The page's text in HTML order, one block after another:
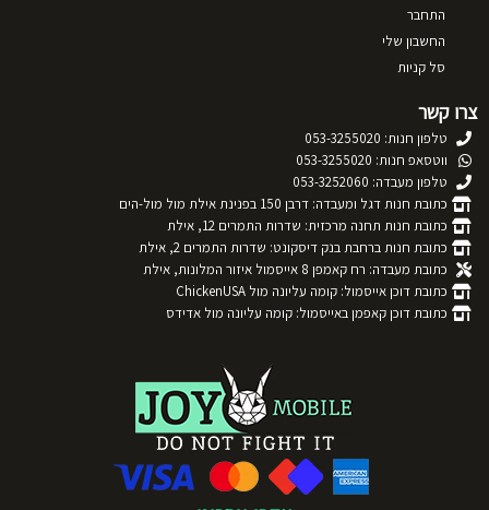
התחבר
החשבון שלי
סל קניות
צרו קשר
טלפון חנות: 053-3255020
ווטסאפ חנות: 053-3255020
טלפון מעבדה: 053-3252060
כתובת חנות דגל ומעבדה: דרבן 150 בפנינת אילת מול מול-הים
כתובת חנות תחנה מרכזית: שדרות התמרים 12, אילת
כתובת חנות ברחבת בנק דיסקונט: שדרות התמרים 2, אילת
כתובת מעבדה: רח קאמפן 8 אייסמול איזור המלונות, אילת
כתובת דוכן אייסמול: קומה עליונה מול ChickenUSA
כתובת דוכן קאפמן באייסמול: קומה עליונה מול אדידס